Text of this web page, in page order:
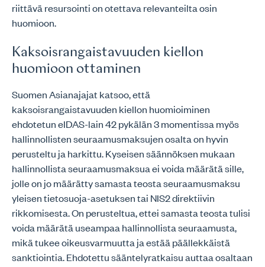
riittävä resursointi on otettava relevanteilta osin
huomioon.
Kaksoisrangaistavuuden kiellon
huomioon ottaminen
Suomen Asianajajat katsoo, että
kaksoisrangaistavuuden kiellon huomioiminen
ehdotetun eIDAS-lain 42 pykälän 3 momentissa myös
hallinnollisten seuraamusmaksujen osalta on hyvin
perusteltu ja harkittu. Kyseisen säännöksen mukaan
hallinnollista seuraamusmaksua ei voida määrätä sille,
jolle on jo määrätty samasta teosta seuraamusmaksu
yleisen tietosuoja-asetuksen tai NIS2 direktiivin
rikkomisesta. On perusteltua, ettei samasta teosta tulisi
voida määrätä useampaa hallinnollista seuraamusta,
mikä tukee oikeusvarmuutta ja estää päällekkäistä
sanktiointia. Ehdotettu sääntelyratkaisu auttaa osaltaan